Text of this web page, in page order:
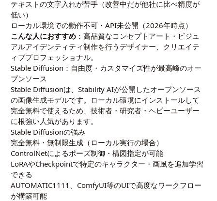
テキストの文字入れが苦手（改善中だが他社に比べ精度が
低い）
ローカル環境での動作不可・API未公開（2026年時点）
こんな人におすすめ ：高品質なコンセプトアート・ビジュ
アルアイデンティティ制作を行うデザイナー、クリエイテ
ィブプロフェッショナル。
Stable Diffusion：自由度・カスタマイズ性が最高峰のオー
プンソース
Stable Diffusionは、Stability AIが公開したオープンソース
の画像生成モデルです。ローカル環境にインストールして
完全無料で使えるため、技術者・研究者・ヘビーユーザー
に根強い人気があります。
Stable Diffusionの強み
完全無料・無制限生成（ローカル実行の場合）
ControlNetによるポーズ制御・構図指定が可能
LoRAやCheckpointで特定のキャラクター・画風を追加学習
できる
AUTOMATIC1111、ComfyUI等のUIで高度なワークフロー
が構築可能